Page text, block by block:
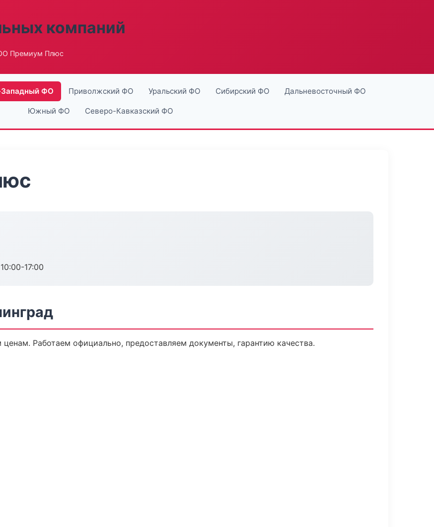
компаний
Премиум Плюс
ФО Приволжский ФО Уральский ФО Сибирский ФО Дальневосточный ФО
Южный ФО Северо-Кавказский ФО
17:00
Работаем официально, предоставляем документы, гарантию качества.